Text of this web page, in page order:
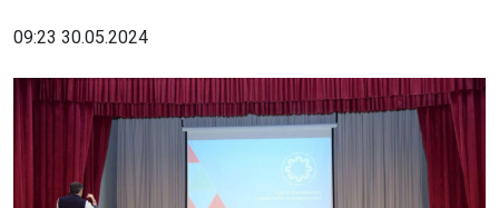
09:23 30.05.2024